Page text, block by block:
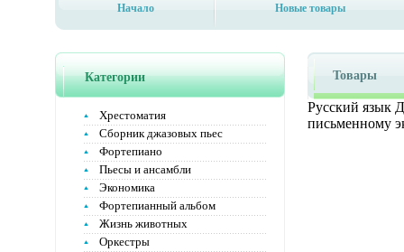
Начало Новые товары
Категории
Хрестоматия
Сборник джазовых пьес
Фортепиано
Пьесы и ансамбли
Экономика
Фортепианный альбом
Жизнь животных
Оркестры
Товары
Русский язык
письменному